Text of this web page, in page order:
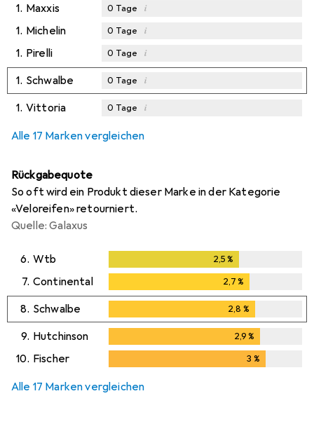
1. Maxxis 0 Tage i
1. Michelin 0 Tage i
1. Pirelli 0 Tage i
1. Schwalbe 0 Tage i
1. Vittoria 0 Tage i
Alle 17 Marken vergleichen
Rückgabequote
So oft wird ein Produkt dieser Marke in der Kategorie
«Veloreifen» retourniert.
Quelle: Galaxus
6. Wtb 2,5%
7. Continental 2,7%
8. Schwalbe 2,8 %
9. Hutchinson 2,9%
10. Fischer 3 %
Alle 17 Marken vergleichen